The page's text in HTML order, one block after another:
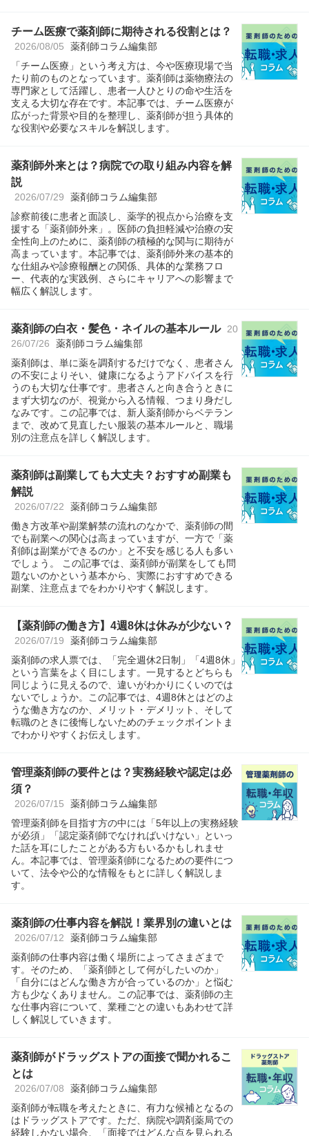
チーム医療で薬剤師に期待される役割とは？
2026/08/05 薬剤師コラム編集部
「チーム医療」という考え方は、今や医療現場で当
たり前のものとなっています。薬剤師は薬物療法の
専門家として活躍し、患者一人ひとりの命や生活を
支える大切な存在です。本記事では、チーム医療が
広がった背景や目的を整理し、薬剤師が担う具体的
な役割や必要なスキルを解説します。
薬剤師外来とは？病院での取り組み内容を解
説
2026/07/29 薬剤師コラム編集部
診察前後に患者と面談し、薬学的視点から治療を支
援する「薬剤師外来」。医師の負担軽減や治療の安
全性向上のために、薬剤師の積極的な関与に期待が
高まっています。本記事では、薬剤師外来の基本的
な仕組みや診療報酬との関係、具体的な業務フロ
ー、代表的な実践例、さらにキャリアへの影響まで
幅広く解説します。
薬剤師の白衣・髪色・ネイルの基本ルール
20
26/07/26
薬剤師コラム編集部
薬剤師は、単に薬を調剤するだけでなく、患者さん
の不安によりそい、健康になるようアドバイスを行
うのも大切な仕事です。患者さんと向き合うときに
まず大切なのが、視覚から入る情報、つまり身だし
なみです。この記事では、新人薬剤師からベテラン
まで、改めて見直したい服装の基本ルールと、職場
別の注意点を詳しく解説します。
薬剤師は副業しても大丈夫？おすすめ副業も
解説
2026/07/22 薬剤師コラム編集部
働き方改革や副業解禁の流れのなかで、薬剤師の間
でも副業への関心は高まっていますが、一方で「薬
剤師は副業ができるのか」と不安を感じる人も多い
でしょう。 この記事では、薬剤師が副業をしても問
題ないのかという基本から、実際におすすめできる
副業、注意点までをわかりやすく解説します。
【薬剤師の働き方】4週8休は休みが少ない？
2026/07/19 薬剤師コラム編集部
薬剤師の求人票では、「完全週休2日制」「4週8休」
という言葉をよく目にします。一見するとどちらも
同じように見えるので、違いがわかりにくいのでは
ないでしょうか。この記事では、4週8休とはどのよ
うな働き方なのか、メリット・デメリット、そして
転職のときに後悔しないためのチェックポイントま
でわかりやすくお伝えします。
管理薬剤師の要件とは？実務経験や認定は必
須？
2026/07/15 薬剤師コラム編集部
管理薬剤師を目指す方の中には「5年以上の実務経験
が必須」「認定薬剤師でなければいけない」といっ
た話を耳にしたことがある方もいるかもしれませ
ん。本記事では、管理薬剤師になるための要件につ
いて、法令や公的な情報をもとに詳しく解説しま
す。
薬剤師の仕事内容を解説！業界別の違いとは
2026/07/12 薬剤師コラム編集部
薬剤師の仕事内容は働く場所によってさまざまで
す。そのため、「薬剤師として何がしたいのか」
「自分にはどんな働き方が合っているのか」と悩む
方も少なくありません。この記事では、薬剤師の主
な仕事内容について、業種ごとの違いもあわせて詳
しく解説していきます。
薬剤師がドラッグストアの面接で聞かれるこ
とは
2026/07/08 薬剤師コラム編集部
薬剤師が転職を考えたときに、有力な候補となるの
はドラッグストアです。ただ、病院や調剤薬局での
経験しかない場合、「面接ではどんな点を見られる